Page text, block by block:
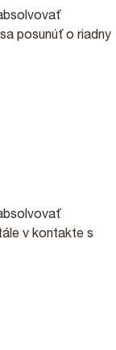
posunúť o riadny
v kontakte s